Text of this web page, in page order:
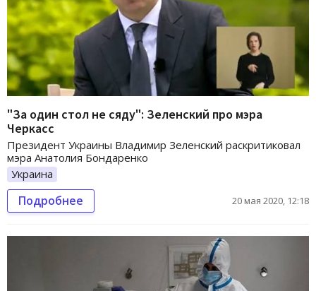
"За один стол не сяду": Зеленский про мэра
Черкасс
Президент Украины Владимир Зеленский раскритиковал
мэра Анатолия Бондаренко
Украина
Подробнее 20 мая 2020, 12:18